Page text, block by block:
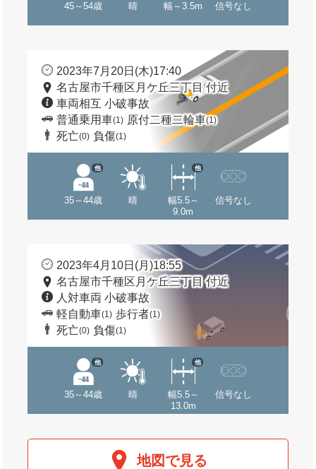
45～54歳 晴 幅～3.5m 信号なし
2023年7月20日(木)17:40
名古屋市千種区月ケ丘三丁目 付近
車両相互 小破事故
普通乗用車(1) 原付二種二輪車(1)
死亡(0) 負傷(1)
35～44歳
他
晴
幅5.5～
9.0m
他
信号なし
2023年4月10日(月)18:55
名古屋市千種区月ケ丘三丁目 付近
人対車両 小破事故
軽自動車(1) 歩行者(1)
死亡(0) 負傷(1)
35～44歳
他
晴
幅5.5～
13.0m
他
信号なし
地図で見る